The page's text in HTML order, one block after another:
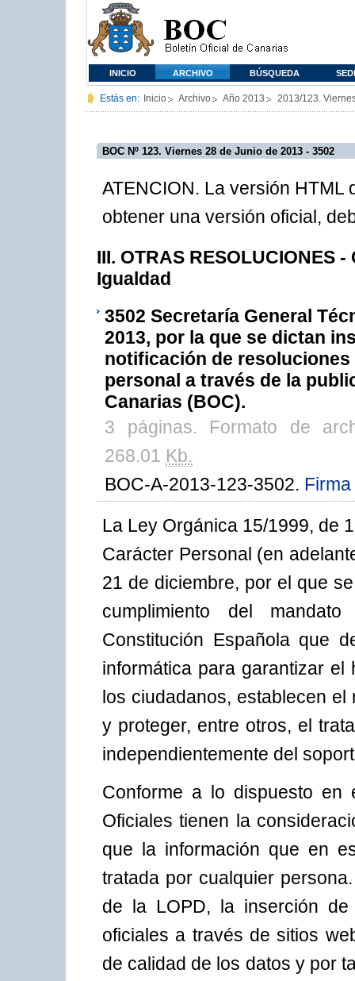
INICIO ARCHIVO BÚSQUEDA
Estás en: Inicio Archivo Año 2013 2013/123.
BOC Nº 123. Viernes 28 de Junio de 2013 - 3502
ATENCION. La versión HTML
obtener una versión oficial,
III. OTRAS RESOLUCIONES
Igualdad
3502 Secretaría General
2013, por la que se dictan
notificación de
personal a través de la
Canarias (BOC).
3 páginas. Formato de
268.01 Kb.
BOC-A-2013-123-3502.
La Ley Orgánica 15/1999, de
Carácter Personal (en
21 de diciembre, por el que
cumplimiento del
Constitución Española que
informática para garantizar
los ciudadanos, establecen
y proteger, entre otros, el
independientemente del
Conforme a lo dispuesto en
Oficiales tienen la
que la información que en
tratada por cualquier
de la LOPD, la inserción
oficiales a través de sitios
de calidad de los datos y por